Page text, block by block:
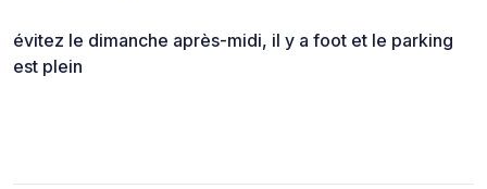
évitez le dimanche après-midi, il y a foot et le parking
est plein